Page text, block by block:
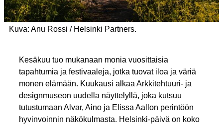
Kuva: Anu Rossi / Helsinki Partners.
Kesäkuu tuo mukanaan monia vuosittaisia
tapahtumia ja festivaaleja, jotka tuovat iloa ja väriä
monen elämään. Kuukausi alkaa Arkkitehtuuri- ja
designmuseon uudella näyttelyllä, joka kutsuu
tutustumaan Alvar, Aino ja Elissa Aallon perintöön
hyvinvoinnin näkökulmasta. Helsinki-päivä on koko